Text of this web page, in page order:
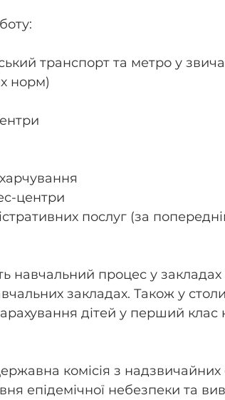
транспорт та метро у
норм)
центри
послуг (за
навчальний процес у закладах
закладах. Також у
дітей у перший клас
комісія з надзвичайних
епідемічної небезпеки та